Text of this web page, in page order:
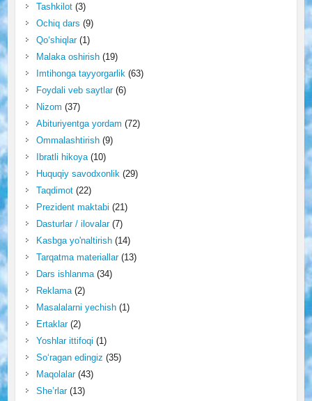
Tashkilot(3)
Ochiq dars (9)
Qo‘shiqlar(1)
Malaka oshirish(19)
Imtihonga tayyorgarlik (63)
Foydali veb saytlar(6)
Nizom (37)
Abituriyentga yordam (72)
Ommalashtirish(9)
Ibratli hikoya(10)
Huquqiy savodxonlik (29)
Taqdimot(22)
Prezident maktabi (21)
Dasturlar / ilovalar(7)
Kasbga yo'naltirish(14)
Tarqatma materiallar(13)
Dars ishlanma(34)
Reklama(2)
Masalalarni yechish(1)
Ertaklar(2)
Yoshlar ittifoqi (1)
So‘ragan edingiz (35)
Maqolalar(43)
She’rlar(13)